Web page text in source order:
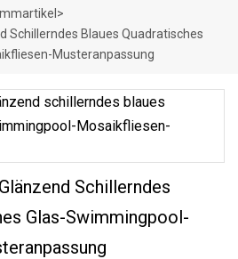
>
Schillerndes Blaues Quadratisches
Musteranpassung
Schillerndes
Glas-Swimmingpool-